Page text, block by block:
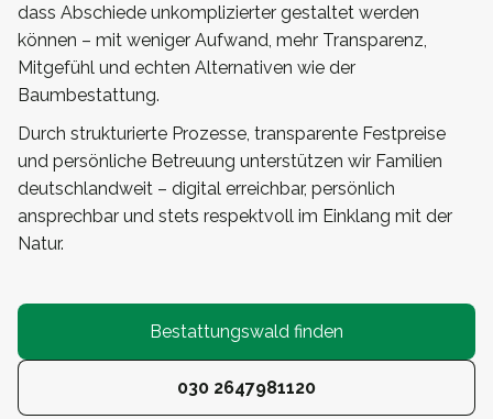
dass Abschiede unkomplizierter gestaltet werden
können – mit weniger Aufwand, mehr Transparenz,
Mitgefühl und echten Alternativen wie der
Baumbestattung.
Durch strukturierte Prozesse, transparente Festpreise
und persönliche Betreuung unterstützen wir Familien
deutschlandweit – digital erreichbar, persönlich
ansprechbar und stets respektvoll im Einklang mit der
Natur.
Bestattungswald finden
030 2647981120